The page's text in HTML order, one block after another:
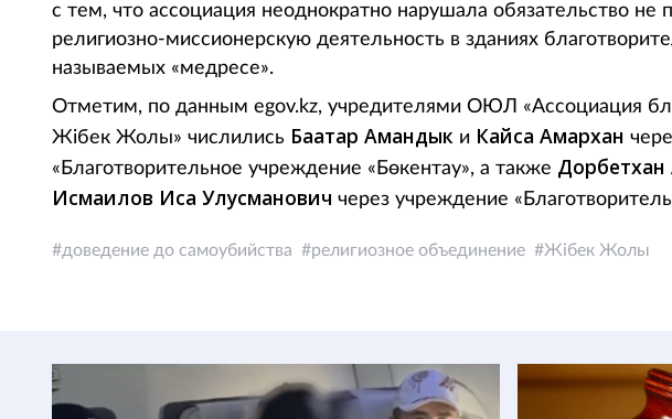
с тем, что ассоциация неоднократно нарушала обязательство не
религиозно-миссионерскую деятельность в зданиях
называемых «медресе».
Отметим, по данным egov.kz, учредителями ОЮЛ «Ассоциация
Жібек Жолы» числились Баатар Амандык и Кайса Амархан
«Благотворительное учреждение «Бөкентау», а также Дорбетхан
Исмаилов Иса Улусманович через учреждение
доведение до самоубийства религиозное объединение Жібек Жолы